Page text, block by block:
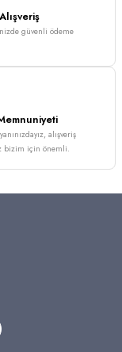
güvenli ödeme
alışveriş
bizim için önemli.